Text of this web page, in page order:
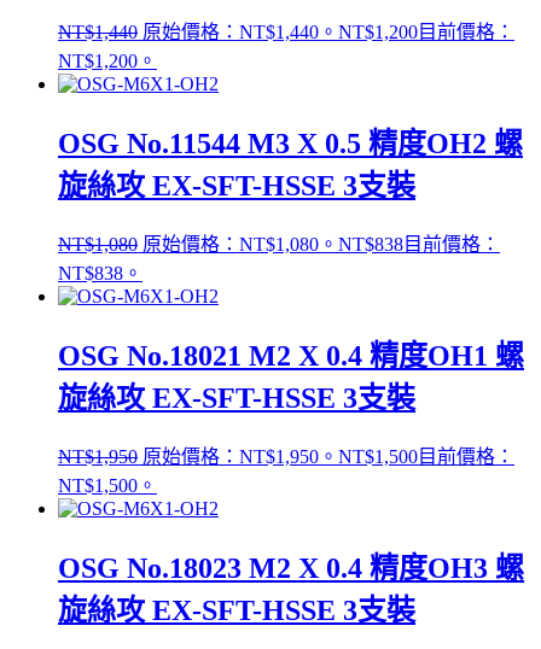
NT$1,440 原始價格：NT$1,440。 NT$1,200目前價格：
NT$1,200。
OSG No.11544 M3 X 0.5 精度OH2 螺
旋絲攻 EX-SFT-HSSE 3支裝
NT$1,080 原始價格：NT$1,080。 NT$838目前價格：
NT$838。
OSG No.18021 M2 X 0.4 精度OH1 螺
旋絲攻 EX-SFT-HSSE 3支裝
NT$1,950 原始價格：NT$1,950。 NT$1,500目前價格：
NT$1,500。
OSG No.18023 M2 X 0.4 精度OH3 螺
旋絲攻 EX-SFT-HSSE 3支裝